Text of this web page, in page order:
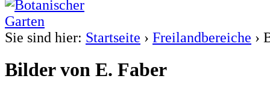
Sie sind hier: Startseite › Freilandbereiche ›
Bilder von E. Faber